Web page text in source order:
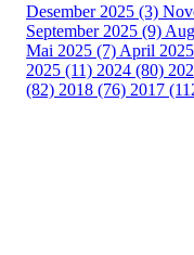
Desember 2025 (3)
September 2025 (9)
Mai 2025 (7) April
2025 (11) 2024 (80)
(82) 2018 (76) 2017